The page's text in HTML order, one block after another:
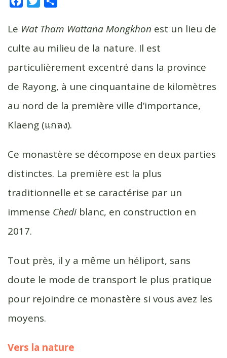
c
b
o
k
i
t
e
r
a
g
r
Le Wat Tham Wattana Mongkhon est un lieu de
culte au milieu de la nature. Il est
particulièrement excentré dans la province
de Rayong, à une cinquantaine de kilomètres
au nord de la première ville d’importance,
Klaeng (แกลง).
Ce monastère se décompose en deux parties
distinctes. La première est la plus
traditionnelle et se caractérise par un
immense Chedi blanc, en construction en
2017.
Tout près, il y a même un héliport, sans
doute le mode de transport le plus pratique
pour rejoindre ce monastère si vous avez les
moyens.
Vers la nature